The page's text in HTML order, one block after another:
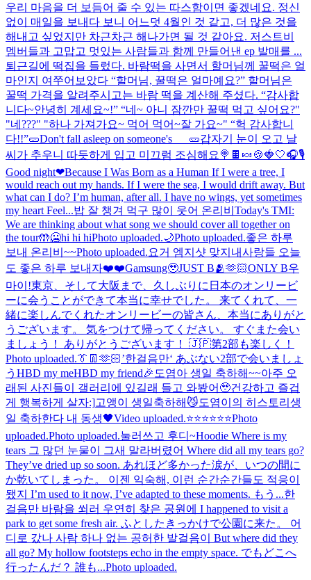
우리 마음을 더 보듬어 줄 수 있는 따스함이면 좋겠네요. 정신
없이 매일을 보내다 보니 어느덧 4월인 것 같고, 더 많은 것을
해내고 싶었지만 차근차근 해나가면 될 것 같아요. 저스트비
멤버들과 고맙고 멋있는 사람들과 함께 만들어낸 ep 발매를 ...
퇴근길에 떡집을 들렀다. 바람떡을 사면서 할머님께 꿀떡은 얼
마인지 여쭈어보았다 “할머님, 꿀떡은 얼마예요?” 할머님은
꿀떡 가격을 알려주시고는 바람 떡을 계산해 주셨다. “감사합
니다~안녕히 계세요~!” “네~ 아니 잠깐만 꿀떡 먹고 싶어요?"
"네???" "하나 가져가요~ 먹어 먹어~잘 가요~" “헉 감사합니
다!!”🥒Don't fall asleep on someone's___🥒갑자기 눈이 오고 날
씨가 추우니 따듯하게 입고 미끄럼 조심해요 🍭🍫🍬🍪🍓🤍🎧🎙️
Good night❤Because I Was Born as a Human If I were a tree, I
would reach out my hands. If I were the sea, I would drift away. But
what can I do? I’m human, after all. I have no wings, yet sometimes
my heart Feel...밥 잘 챙겨 먹구 많이 웃어 온리비 Today's TMI:
We are thinking about what song we should cover all together on
the tour🤲🥶hi hi hiPhoto uploaded.🌙Photo uploaded.좋은 하루
보내 온리비~~Photo uploaded.요거 엠지샷 맞지 내사랑들 오늘
도 좋은 하루 보내자❤️❤️Gamsung🥹JUST B🫂🫶🏻ONLY B우
마이!東京、そして大阪まで、久しぶりに日本のオンリービ
ーに会うことができて本当に幸せでした。 来てくれて、一
緒に楽しんでくれたオンリービーの皆さん、本当にありがと
うございます。 気をつけて帰ってください。 すぐまた会い
ましょう！ ありがとうございます！ 🇯🇵第2部も楽しく！
Photo uploaded.👔👖🫶🏻’한걸음만‘ あぶない2部で会いましょ
う HBD my meHBD my friend🎉 도염아 생일 축하해~~아주 오
래된 사진들이 갤러리에 있길래 들고 와봤어🥹건강하고 즐겁
게 행복하게 살자:]고앵이 생일축하해😼도염이의 히스토리 생
일 축하한다 내 동생🖤Video uploaded.⭐⭐⭐⭐⭐⭐Photo
uploaded.Photo uploaded.눌러쓰고 후디~Hoodie Where is my
tears 그 많던 눈물이 그새 말라버렸어 Where did all my tears go?
They’ve dried up so soon. あれほど多かった涙が、いつの間に
か乾いてしまった。 이젠 익숙해, 이런 순간순간들도 적응이
됐지 I’m used to it now, I’ve adapted to these moments. もう...한
걸음만 바람을 쐬러 우연히 찾은 공원에 I happened to visit a
park to get some fresh air. ふとしたきっかけで公園に来た。 어
디로 갔나 사람 하나 없는 공허한 발걸음이 But where did they
all go? My hollow footsteps echo in the empty space. でもどこへ
行ったんだ？ 誰も...Photo uploaded.